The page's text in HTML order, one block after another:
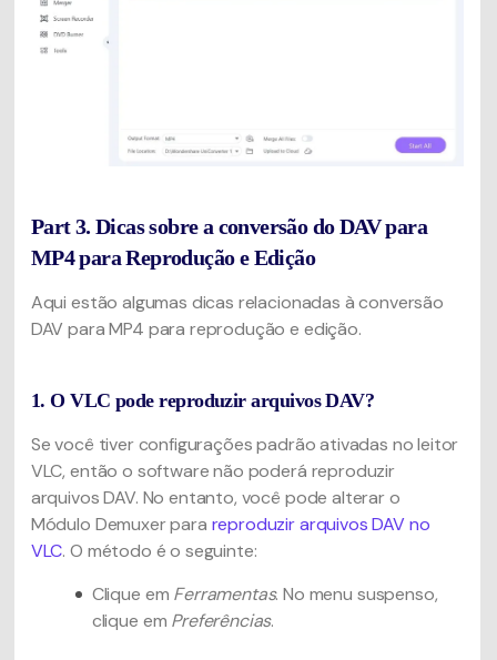
Part 3. Dicas sobre a conversão do DAV para
MP4 para Reprodução e Edição
Aqui estão algumas dicas relacionadas à conversão
DAV para MP4 para reprodução e edição.
1. O VLC pode reproduzir arquivos DAV?
Se você tiver configurações padrão ativadas no leitor
VLC, então o software não poderá reproduzir
arquivos DAV. No entanto, você pode alterar o
Módulo Demuxer para reproduzir arquivos DAV no
VLC. O método é o seguinte:
Clique em Ferramentas. No menu suspenso,
clique em Preferências.